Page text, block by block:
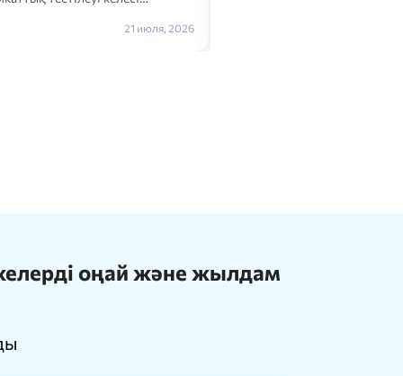
21 июля, 2026
оңай және жылдам